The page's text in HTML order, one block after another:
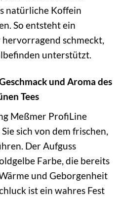
natürliche Koffein
So entsteht ein
schmeckt,
unterstützt.
und Aroma des
Tees
Meßmer ProfiLine
sich von dem frischen,
Der Aufguss
Farbe, die bereits
und Geborgenheit
ist ein wahres Fest